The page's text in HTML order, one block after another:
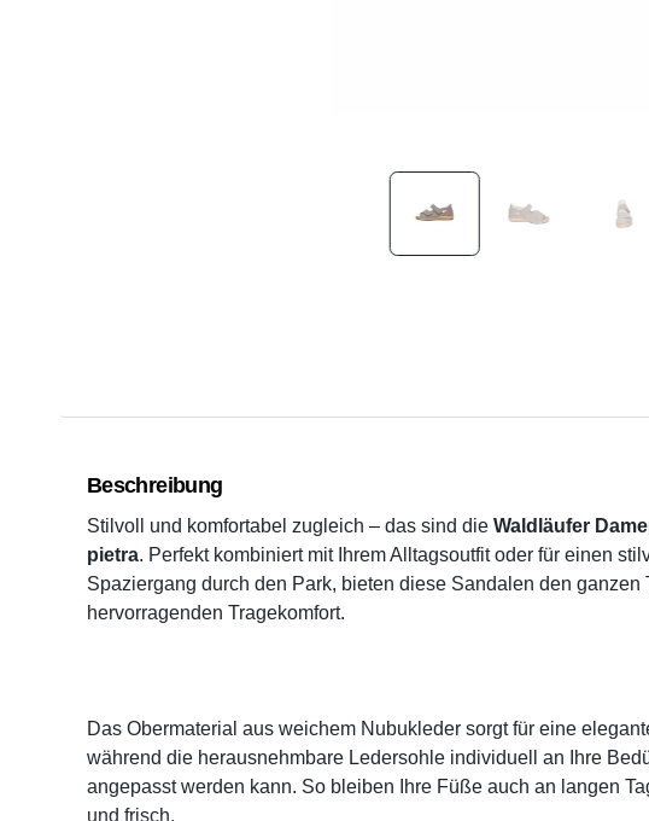
Beschreibung
Stilvoll und komfortabel zugleich – das sind die Waldläufer
pietra. Perfekt kombiniert mit Ihrem Alltagsoutfit oder für einen
Spaziergang durch den Park, bieten diese Sandalen den ganzen
hervorragenden Tragekomfort.
Das Obermaterial aus weichem Nubukleder sorgt für eine
während die herausnehmbare Ledersohle individuell an Ihre
angepasst werden kann. So bleiben Ihre Füße auch an langen
und frisch.